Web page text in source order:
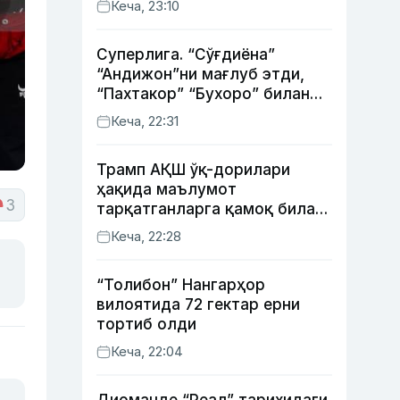
3
Кеча, 23:10
Суперлига. “Сўғдиёна”
“Андижон”ни мағлуб этди,
“Пахтакор” “Бухоро” билан
жанговар дуранг қайд этди
Кеча, 22:31
Трамп АҚШ ўқ-дорилари
ҳақида маълумот
тарқатганларга қамоқ билан
таҳдид қилди
Кеча, 22:28
“Толибон” Нангарҳор
вилоятида 72 гектар ерни
тортиб олди
Кеча, 22:04